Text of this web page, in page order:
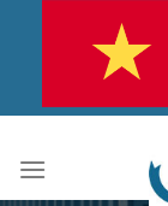
dung